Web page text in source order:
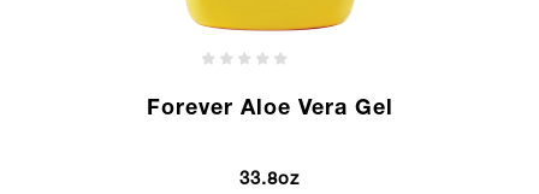
Forever Aloe Vera Gel
33.8oz